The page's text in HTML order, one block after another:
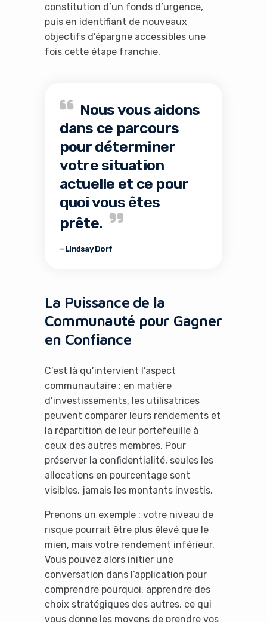
constitution d’un fonds d’urgence,
puis en identifiant de nouveaux
objectifs d’épargne accessibles une
fois cette étape franchie.
Nous vous aidons
dans ce parcours
pour déterminer
votre situation
actuelle et ce pour
quoi vous êtes
prête.
– Lindsay Dorf
La Puissance de la
Communauté pour Gagner
en Confiance
C’est là qu’intervient l’aspect
communautaire : en matière
d’investissements, les utilisatrices
peuvent comparer leurs rendements et
la répartition de leur portefeuille à
ceux des autres membres. Pour
préserver la confidentialité, seules les
allocations en pourcentage sont
visibles, jamais les montants investis.
Prenons un exemple : votre niveau de
risque pourrait être plus élevé que le
mien, mais votre rendement inférieur.
Vous pouvez alors initier une
conversation dans l’application pour
comprendre pourquoi, apprendre des
choix stratégiques des autres, ce qui
vous donne les moyens de prendre vos